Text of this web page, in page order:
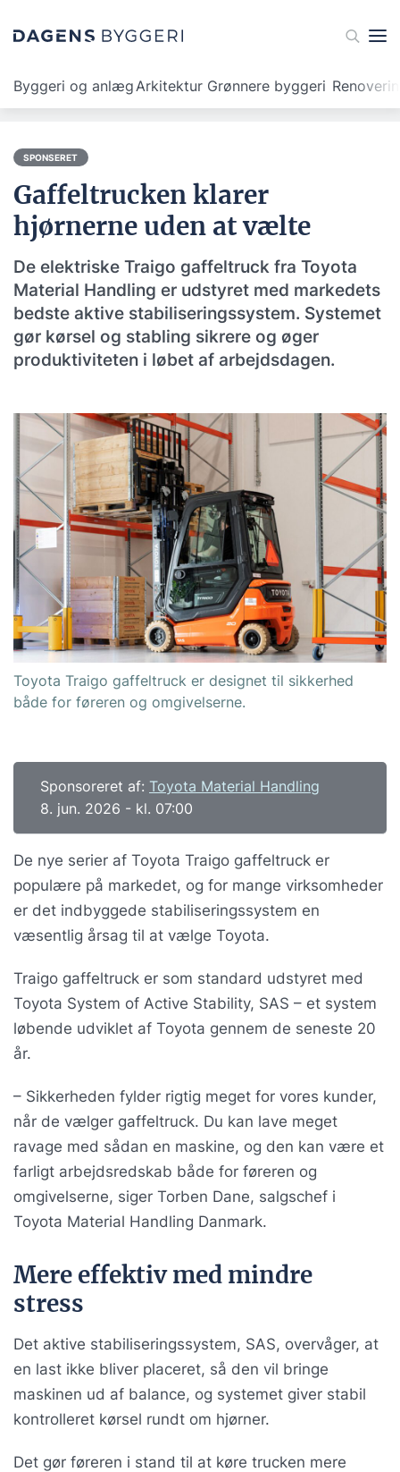
Byggeri og anlægArkitektur Grønnere byggeri
SPONSERET
Gaffeltrucken klarer
hjørnerne uden at vælte
De elektriske Traigo gaffeltruck fra Toyota
Material Handling er udstyret med markedets
bedste aktive stabiliseringssystem. Systemet
gør kørsel og stabling sikrere og øger
produktiviteten i løbet af arbejdsdagen.
Toyota Traigo gaffeltruck er designet til sikkerhed
både for føreren og omgivelserne.
Sponsoreret af: Toyota Material Handling
8. jun. 2026 - kl. 07:00
De nye serier af Toyota Traigo gaffeltruck er
populære på markedet, og for mange virksomheder
er det indbyggede stabiliseringssystem en
væsentlig årsag til at vælge Toyota.
Traigo gaffeltruck er som standard udstyret med
Toyota System of Active Stability, SAS – et system
løbende udviklet af Toyota gennem de seneste 20
år.
– Sikkerheden fylder rigtig meget for vores kunder,
når de vælger gaffeltruck. Du kan lave meget
ravage med sådan en maskine, og den kan være et
farligt arbejdsredskab både for føreren og
omgivelserne, siger Torben Dane, salgschef i
Toyota Material Handling Danmark.
Mere effektiv med mindre
stress
Det aktive stabiliseringssystem, SAS, overvåger, at
en last ikke bliver placeret, så den vil bringe
maskinen ud af balance, og systemet giver stabil
kontrolleret kørsel rundt om hjørner.
Det gør føreren i stand til at køre trucken mere